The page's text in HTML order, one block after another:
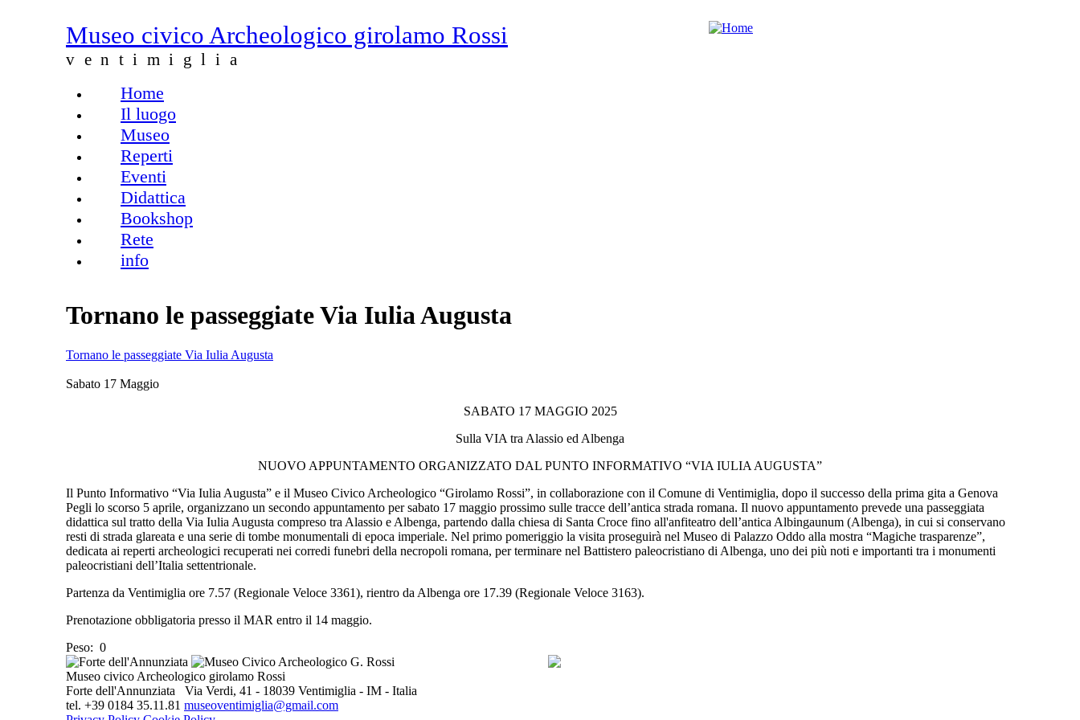
Museo civico Archeologico girolamo Rossi
ventimiglia
Menu principale
Home
Il luogo
Museo
Reperti
Eventi
Didattica
Bookshop
Rete
info
Tornano le passeggiate Via Iulia Augusta
Tornano le passeggiate Via Iulia Augusta
Sabato 17 Maggio
SABATO 17 MAGGIO 2025
Sulla VIA tra Alassio ed Albenga
NUOVO APPUNTAMENTO ORGANIZZATO DAL PUNTO INFORMATIVO “VIA IULIA AUGUSTA”
Il Punto Informativo “Via Iulia Augusta” e il Museo Civico Archeologico “Girolamo Rossi”, in collaborazione con il Comune di Ventimiglia, dopo il successo della prima gita a Genova
Pegli lo scorso 5 aprile, organizzano un secondo appuntamento per sabato 17 maggio prossimo sulle tracce dell’antica strada romana. Il nuovo appuntamento prevede una passeggiata
didattica sul tratto della Via Iulia Augusta compreso tra Alassio e Albenga, partendo dalla chiesa di Santa Croce fino all'anfiteatro dell’antica Albingaunum (Albenga), in cui si conservano
resti di strada glareata e una serie di tombe monumentali di epoca imperiale. Nel primo pomeriggio la visita proseguirà nel Museo di Palazzo Oddo alla mostra “Magiche trasparenze”,
dedicata ai reperti archeologici recuperati nei corredi funebri della necropoli romana, per terminare nel Battistero paleocristiano di Albenga, uno dei più noti e importanti tra i monumenti
paleocristiani dell’Italia settentrionale.
Partenza da Ventimiglia ore 7.57 (Regionale Veloce 3361), rientro da Albenga ore 17.39 (Regionale Veloce 3163).
Prenotazione obbligatoria presso il MAR entro il 14 maggio.
Peso: 0
Museo civico Archeologico girolamo Rossi
Forte dell'Annunziata Via Verdi, 41 - 18039 Ventimiglia - IM - Italia
tel. +39 0184 35.11.81 museoventimiglia@gmail.com